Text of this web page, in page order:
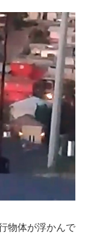
物体が浮かんで